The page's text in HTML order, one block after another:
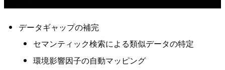
データギャップの補完
セマンティック検索による類似データの特定
環境影響因子の自動マッピング